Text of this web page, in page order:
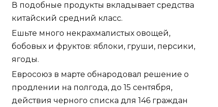
В подобные продукты вкладывает средства
китайский средний класс.
Ешьте много некрахмалистых овощей,
бобовых и фруктов: яблоки, груши, персики,
ягоды.
Евросоюз в марте обнародовал решение о
продлении на полгода, до 15 сентября,
действия черного списка для 146 граждан